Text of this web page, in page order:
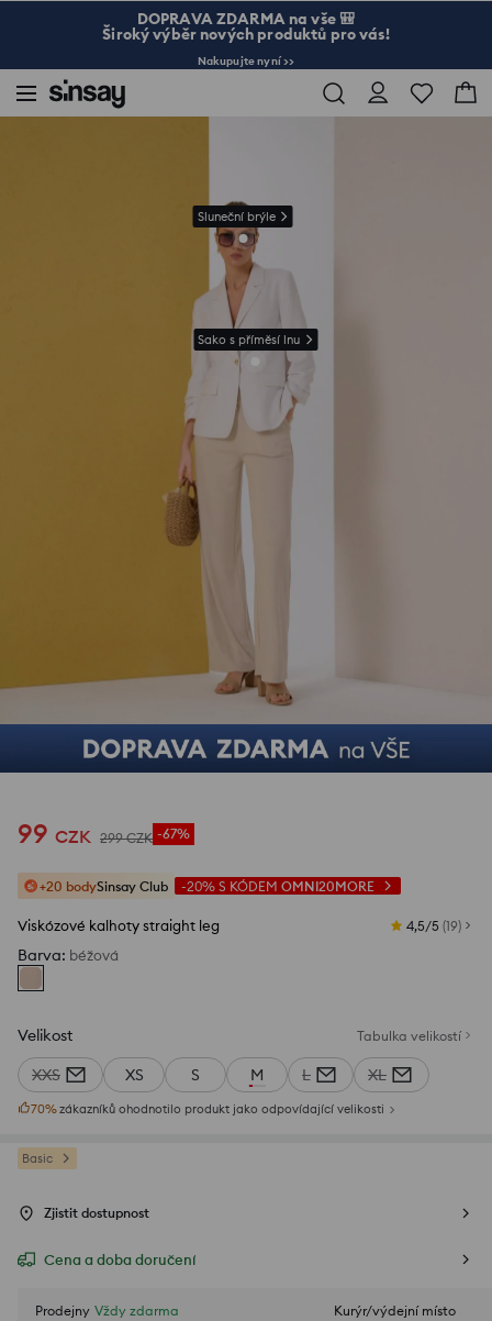
DOPRAVA ZDARMA na vše 🎒
Široký výběr nových produktů pro vás!
Nakupujte nyní >>
Sako s příměsí lnu
Sluneční brýle
99 CZK 299 CZK -67%
+20 bodySinsay Club -20% S KÓDEM OMNI20MORE
Viskózové kalhoty straight leg 4,5/5 (19)
Barva: béžová
Velikost Tabulka velikostí
XXS XS S M L XL
70%zákazníků ohodnotilo produkt jako odpovídající velikosti
Basic
Zjistit dostupnost
Cena a doba doručení
Prodejny Vždy zdarma
Kurýr/výdejní místo